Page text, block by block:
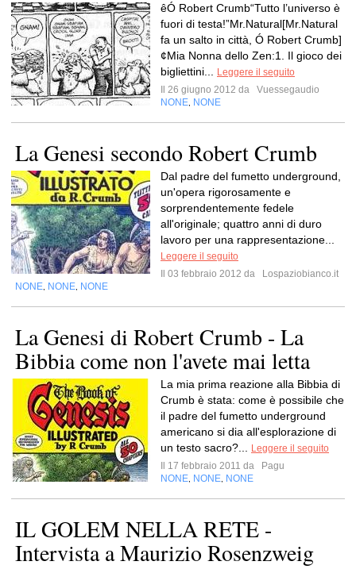
êÓ Robert Crumb“Tutto l’universo è
fuori di testa!”Mr.Natural[Mr.Natural
fa un salto in città, Ó Robert Crumb]
¢Mia Nonna dello Zen:1. Il gioco dei
bigliettini...
Leggere il seguito
Il 26 giugno 2012 da
Vuessegaudio
NONE NONE
La Genesi secondo Robert Crumb
Dal padre del fumetto underground,
un'opera rigorosamente e
sorprendentemente fedele
all'originale; quattro anni di duro
lavoro per una rappresentazione...
Leggere il seguito
Il 03 febbraio 2012 da
Lospaziobianco.it
NONE NONE NONE
La Genesi di Robert Crumb - La
Bibbia come non l'avete mai letta
La mia prima reazione alla Bibbia di
Crumb è stata: come è possibile che
il padre del fumetto underground
americano si dia all'esplorazione di
un testo sacro?...
Leggere il seguito
Il 17 febbraio 2011 da
Pagu
NONE NONE NONE
IL GOLEM NELLA RETE -
Intervista a Maurizio Rosenzweig